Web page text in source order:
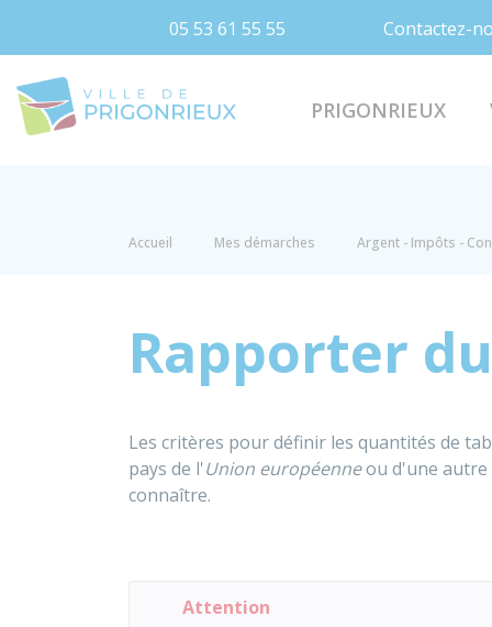
05 53 61 55 55 Contactez-
PRIGONRIEUX
Accueil Mes démarches Argent - Impôts -
Rapporter
Les critères pour définir les quantités de
pays de l'Union européenneou d'une autre
connaître.
Attention